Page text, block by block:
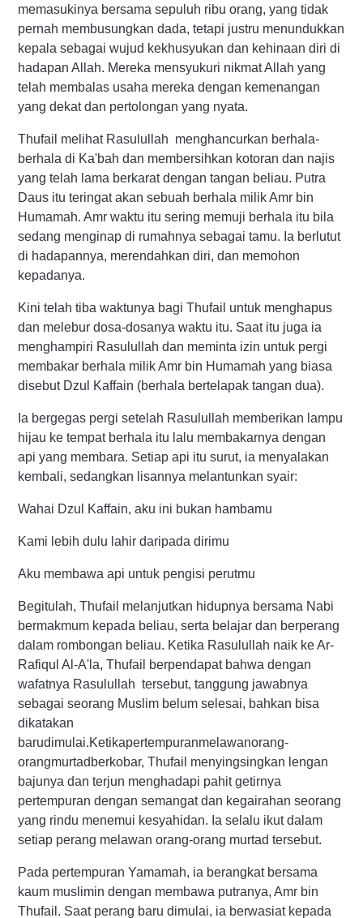
memasukinya bersama sepuluh ribu orang, yang tidak
pernah membusungkan dada, tetapi justru menundukkan
kepala sebagai wujud kekhusyukan dan kehinaan diri di
hadapan Allah. Mereka mensyukuri nikmat Allah yang
telah membalas usaha mereka dengan kemenangan
yang dekat dan pertolongan yang nyata.
Thufail melihat Rasulullah menghancurkan berhala-
berhala di Ka'bah dan membersihkan kotoran dan najis
yang telah lama berkarat dengan tangan beliau. Putra
Daus itu teringat akan sebuah berhala milik Amr bin
Humamah. Amr waktu itu sering memuji berhala itu bila
sedang menginap di rumahnya sebagai tamu. Ia berlutut
di hadapannya, merendahkan diri, dan memohon
kepadanya.
Kini telah tiba waktunya bagi Thufail untuk menghapus
dan melebur dosa-dosanya waktu itu. Saat itu juga ia
menghampiri Rasulullah dan meminta izin untuk pergi
membakar berhala milik Amr bin Humamah yang biasa
disebut Dzul Kaffain (berhala bertelapak tangan dua).
Ia bergegas pergi setelah Rasulullah memberikan lampu
hijau ke tempat berhala itu lalu membakarnya dengan
api yang membara. Setiap api itu surut, ia menyalakan
kembali, sedangkan lisannya melantunkan syair:
Wahai Dzul Kaffain, aku ini bukan hambamu
Kami lebih dulu lahir daripada dirimu
Aku membawa api untuk pengisi perutmu
Begitulah, Thufail melanjutkan hidupnya bersama Nabi
bermakmum kepada beliau, serta belajar dan berperang
dalam rombongan beliau. Ketika Rasulullah naik ke Ar-
Rafiqul Al-A'la, Thufail berpendapat bahwa dengan
wafatnya Rasulullah tersebut, tanggung jawabnya
sebagai seorang Muslim belum selesai, bahkan bisa
dikatakan
barudimulai.Ketikapertempuranmelawanorang-
orangmurtadberkobar, Thufail menyingsingkan lengan
bajunya dan terjun menghadapi pahit getirnya
pertempuran dengan semangat dan kegairahan seorang
yang rindu menemui kesyahidan. Ia selalu ikut dalam
setiap perang melawan orang-orang murtad tersebut.
Pada pertempuran Yamamah, ia berangkat bersama
kaum muslimin dengan membawa putranya, Amr bin
Thufail. Saat perang baru dimulai, ia berwasiat kepada